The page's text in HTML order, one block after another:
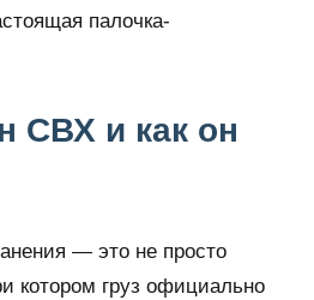
палочка-
СВХ и как он
— это не просто
котором груз официально